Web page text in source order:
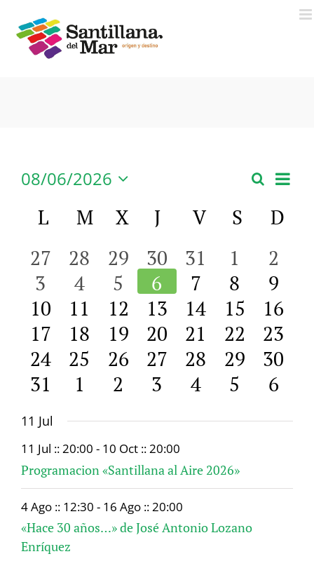
contenido
de
vistas
de
Buscar
de
Mes
08/06/2026
fecha.
Calendario
de
Eventos
LLUNES
M MARTES
XMIÉRCOLES
J JUEVES
VVIERNES
S D
27
28 29 30 31 1
2
3
4 5 6 7 8
9
10
11 12 13 14 15
16
17
18 19 20 21 22
23
24
25 26 27 28 29
30
31
1 2 3 4 5 6
11 Jul
11 Jul :: 20:00 - 10 Oct :: 20:00
Programacion «Santillana al Aire 2026»
4 Ago :: 12:30 - 16 Ago :: 20:00
«Hace 30 años…» de José Antonio Lozano
Enríquez